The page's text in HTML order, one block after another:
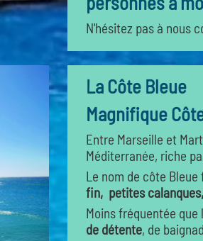
N'hésitez pas à nous
La Côte Bleue
Magnifique
Entre Marseille et
Méditerranée, riche
Le nom de côte
fin, petites
Moins fréquentée
de détente, de